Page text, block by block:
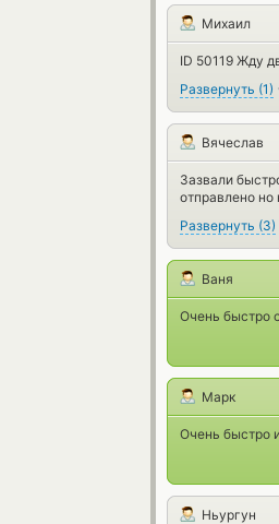
Михаил
ID 50119 Жду
Развернуть (1)
Вячеслав
Зазвали
отправлено но
Развернуть (3)
Ваня
Очень быстро
Марк
Очень быстро
Ньургун